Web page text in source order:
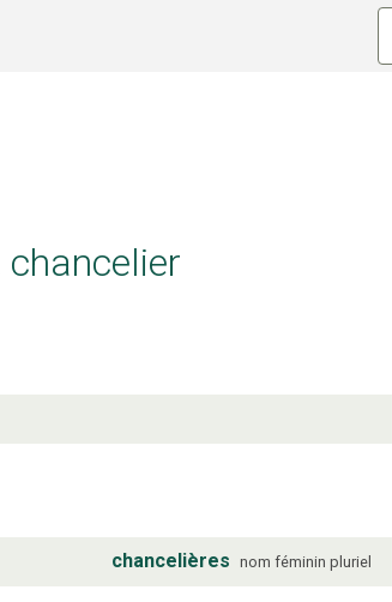
chancelier
chancelières nom féminin pluriel